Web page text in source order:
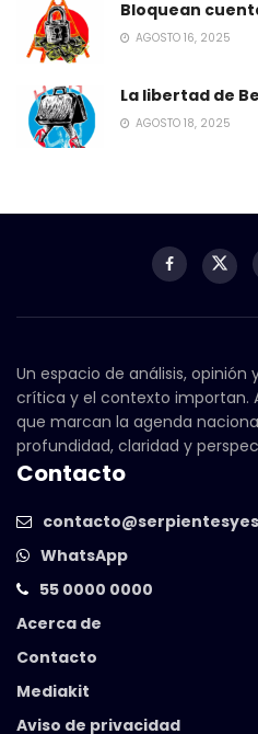
Bloquean
AGOSTO 16, 2025
La libertad de
AGOSTO 18, 2025
Un espacio de análisis,
crítica y el contexto importan.
que marcan la agenda
profundidad, claridad y
Contacto
WhatsApp
55 0000 0000
Acerca de
Contacto
Mediakit
Aviso de privacidad